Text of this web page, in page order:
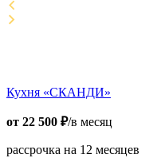
Кухня «СКАНДИ»
от 22 500 ₽/в месяц
рассрочка на 12 месяцев